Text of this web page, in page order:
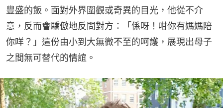
豐盛的飯。面對外界圍觀或奇異的目光，他從不介
意，反而會驕傲地反問對方：「係呀！咁你有媽媽陪
你咩？」這份由小到大無微不至的呵護，展現出母子
之間無可替代的情誼。